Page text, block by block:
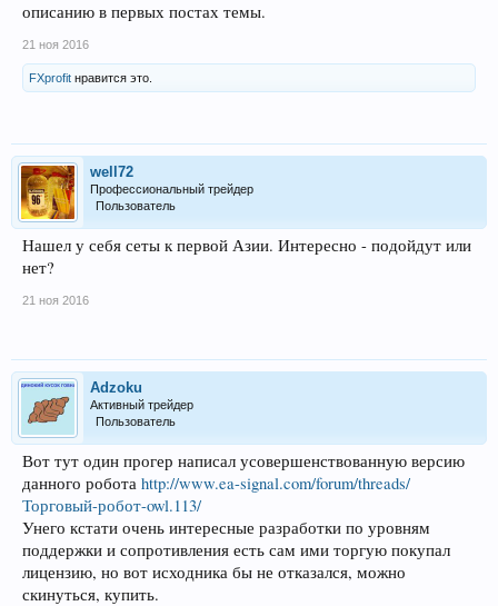
описанию в первых постах темы.
21 ноя 2016
FXprofit нравится это.
well72
Профессиональный трейдер
Пользователь
Нашел у себя сеты к первой Азии. Интересно - подойдут или
нет?
21 ноя 2016
Adzoku
Активный трейдер
Пользователь
Вот тут один прогер написал усовершенствованную версию
данного робота http://www.ea-signal.com/forum/threads/
Торговый-робот-owl.113/
Унего кстати очень интересные разработки по уровням
поддержки и сопротивления есть сам ими торгую покупал
лицензию, но вот исходника бы не отказался, можно
скинуться, купить.